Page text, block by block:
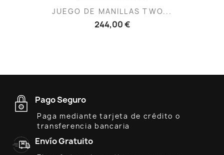
JUEGO DE MANILLAS TWO...
244,00 €
Pago Seguro
Paga mediante tarjeta de crédito o
transferencia bancaria
Envío Gratuito